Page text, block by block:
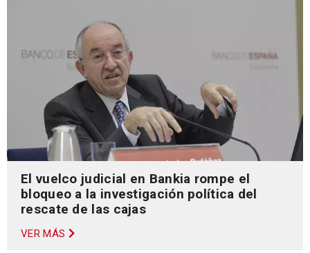
El vuelco judicial en Bankia rompe el
bloqueo a la investigación política del
rescate de las cajas
VER MÁS